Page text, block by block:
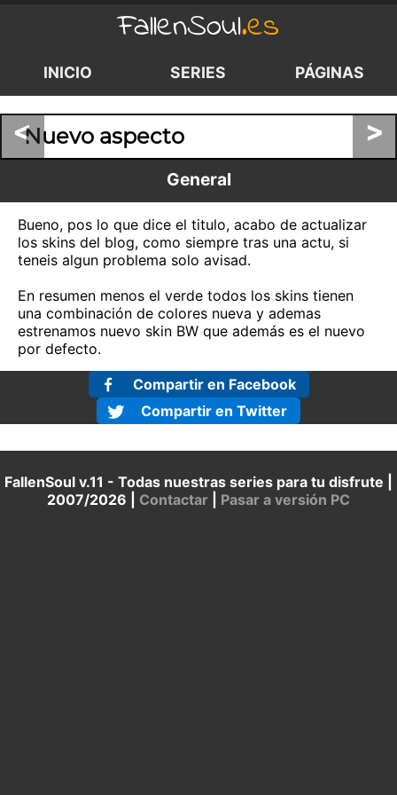
FallenSoul.es
INICIO SERIES PÁGINAS
< >
Nuevo aspecto
General
Bueno, pos lo que dice el titulo, acabo de actualizar
los skins del blog, como siempre tras una actu, si
teneis algun problema solo avisad.
En resumen menos el verde todos los skins tienen
una combinación de colores nueva y ademas
estrenamos nuevo skin BW que además es el nuevo
por defecto.
Compartir en Facebook
Compartir en Twitter
FallenSoul v.11 - Todas nuestras series para tu disfrute |
2007/2026 | Contactar Pasar a versión PC